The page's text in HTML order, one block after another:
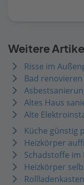
Weitere
Risse im
Bad renovieren
Altes Haus
Alte
Küche günstig
Heizkörper
Schadstoffe im
Heizkörper